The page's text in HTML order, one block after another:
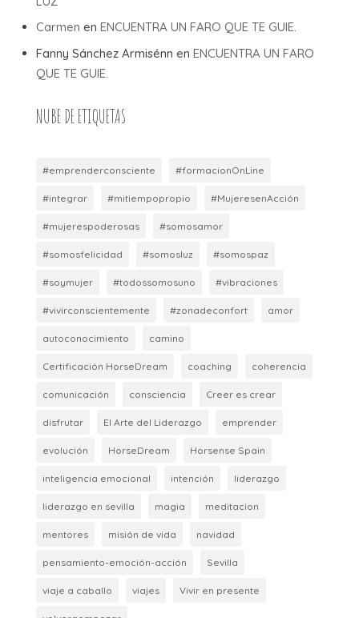
Carmen en ENCUENTRA UN FARO QUE TE GUIE.
Fanny Sánchez Armisénn en ENCUENTRA UN FARO
QUE TE GUIE.
NUBE DE ETIQUETAS
#emprenderconsciente #formacionOnLine
#integrar #mitiempopropio #MujeresenAcción
#mujerespoderosas #somosamor
#somosfelicidad #somosluz #somospaz
#soymujer #todossomosuno #vibraciones
#vivirconscientemente #zonadeconfort amor
autoconocimiento camino
Certificación HorseDream coaching coherencia
comunicación consciencia Creer es crear
disfrutar El Arte del Liderazgo emprender
evolución HorseDream Horsense Spain
inteligencia emocional intención liderazgo
liderazgo en sevilla magia meditacion
mentores misión de vida navidad
pensamiento-emoción-acción Sevilla
viaje a caballo viajes Vivir en presente